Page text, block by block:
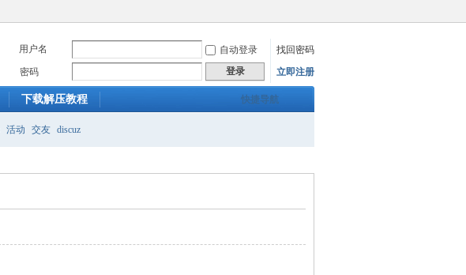
用户名 自动登录
找回密码
密码
登录 立即注册
快捷导航
下载解压教程
活动 交友 discuz